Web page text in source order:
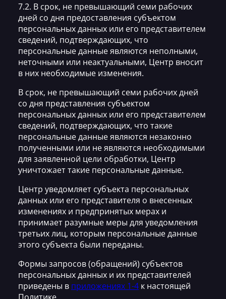
7.2. В срок, не превышающий семи рабочих
дней со дня предоставления субъектом
персональных данных или его представителем
сведений, подтверждающих, что
персональные данные являются неполными,
неточными или неактуальными, Центр вносит
в них необходимые изменения.
В срок, не превышающий семи рабочих дней
со дня представления субъектом
персональных данных или его представителем
сведений, подтверждающих, что такие
персональные данные являются незаконно
полученными или не являются необходимыми
для заявленной цели обработки, Центр
уничтожает такие персональные данные.
Центр уведомляет субъекта персональных
данных или его представителя о внесенных
изменениях и предпринятых мерах и
принимает разумные меры для уведомления
третьих лиц, которым персональные данные
этого субъекта были переданы.
Формы запросов (обращений) субъектов
персональных данных и их представителей
приведены в приложениях 1-4 к настоящей